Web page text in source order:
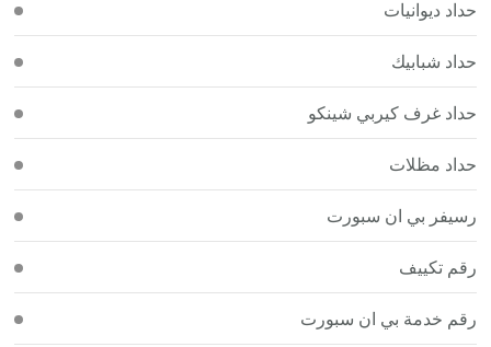
حداد ديوانيات
حداد شبابيك
حداد غرف كيربي شينكو
حداد مظلات
رسيفر بي ان سبورت
رقم تكييف
رقم خدمة بي ان سبورت